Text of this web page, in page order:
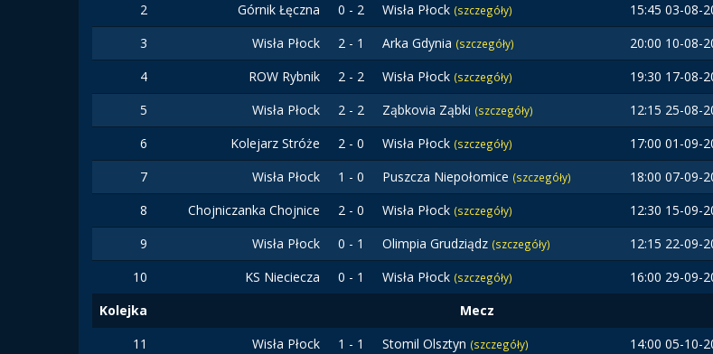
2
Górnik Łęczna 0 - 2 Wisła Płock (szczegóły) 15:45 03-08-
3
Wisła Płock 2 - 1 Arka Gdynia (szczegóły) 20:00 10-08-
4 ROW Rybnik 2 - 2 Wisła Płock (szczegóły) 19:30 17-08-
5 Wisła Płock 2 - 2 Ząbkovia Ząbki (szczegóły) 12:15 25-08-
6 Kolejarz Stróże 2 - 0 Wisła Płock (szczegóły) 17:00 01-09-
7
Wisła Płock 1 - 0 Puszcza Niepołomice (szczegóły) 18:00 07-09-
8 Chojniczanka Chojnice 2 - 0 Wisła Płock (szczegóły) 12:30 15-09-
9 Wisła Płock 0 - 1 Olimpia Grudziądz (szczegóły) 12:15 22-09-
10 KS Nieciecza 0 - 1 Wisła Płock (szczegóły) 16:00 29-09-
Kolejka
Mecz
11
Wisła Płock 1 - 1 Stomil Olsztyn (szczegóły) 14:00 05-10-